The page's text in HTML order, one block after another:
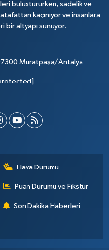
buluştururken, sadelik ve
kaçınıyor ve insanlara
bir altyapı sunuyor.
Muratpaşa/Antalya
Hava Durumu
Puan Durumu ve Fikstür
Son Dakika Haberleri